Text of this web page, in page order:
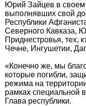
Юрий Зайцев в своем
выполнявших свой
Республики
Северного Кавказа,
Приднестровья, тех,
Чечне, Ингушетии,
«Конечно же, мы
которые погибли,
режима на
рамках специальной
Глава республики.